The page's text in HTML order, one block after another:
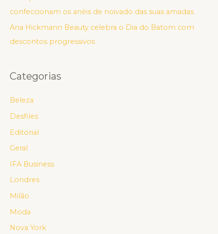
confeccionam os anéis de noivado das suas amadas
Ana Hickmann Beauty celebra o Dia do Batom com
descontos progressivos
Categorias
Beleza
Desfiles
Editorial
Geral
IFA Business
Londres
Milão
Moda
Nova York